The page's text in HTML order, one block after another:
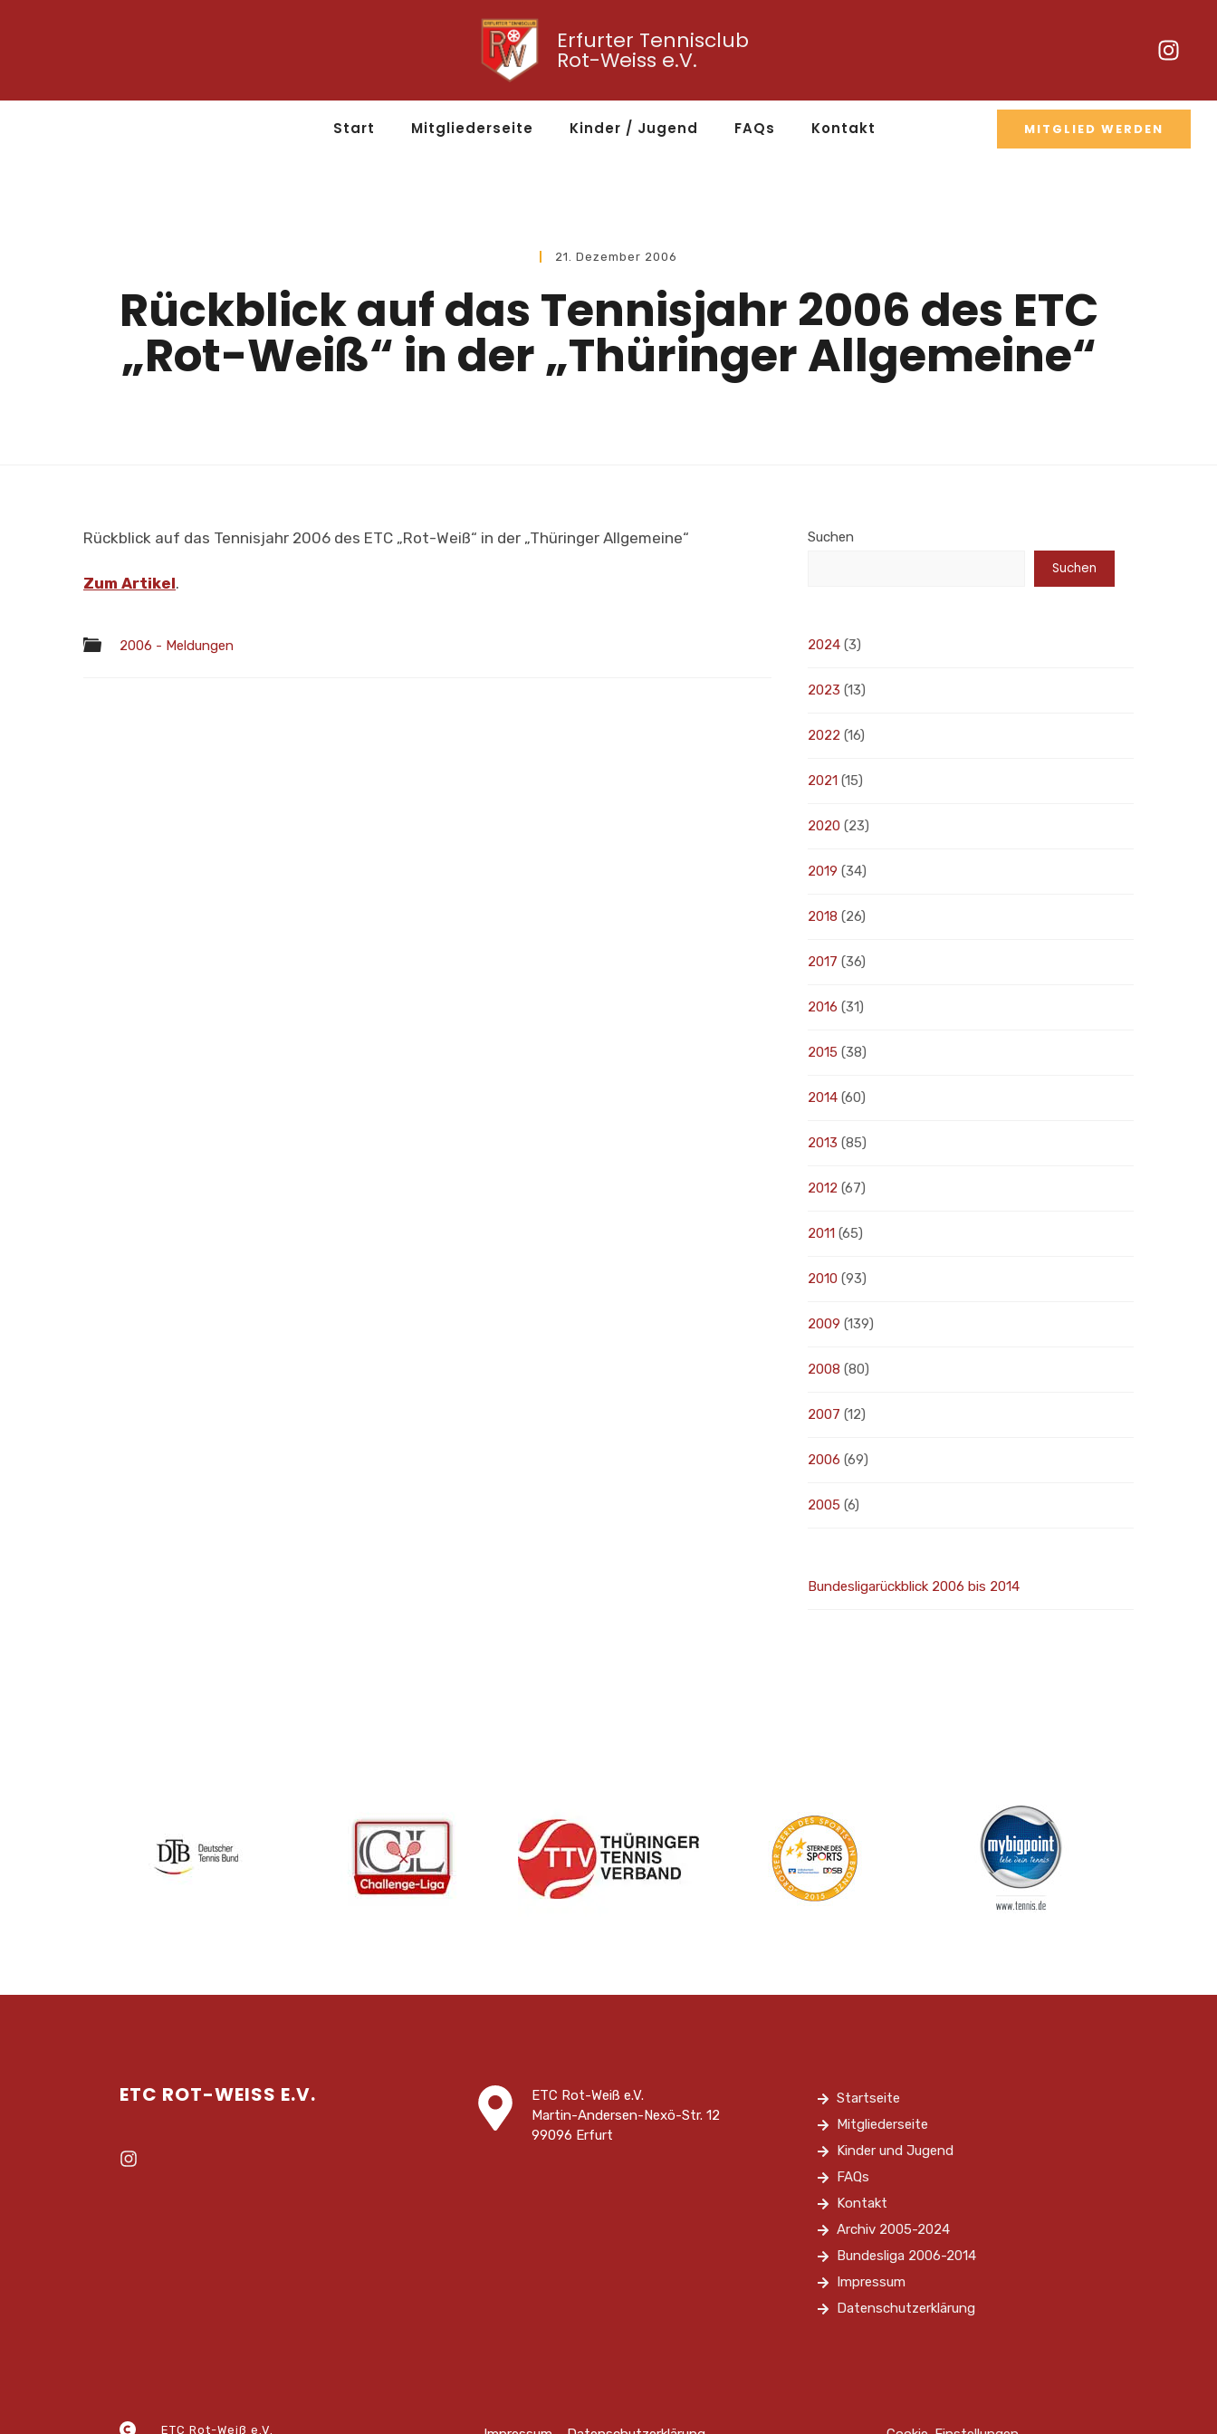
Erfurter Tennisclub
Rot-Weiss e.V.
Start Mitgliederseite Kinder / Jugend FAQs Kontakt MITGLIED WERDEN
21. Dezember 2006
Rückblick auf das Tennisjahr 2006 des ETC
„Rot-Weiß“ in der „Thüringer Allgemeine“
Rückblick auf das Tennisjahr 2006 des ETC „Rot-Weiß“ in der „Thüringer Allgemeine“
Zum Artikel.
2006 - Meldungen
Suchen
Suchen
2024(3)
2023 (13)
2022 (16)
2021(15)
2020(23)
2019 (34)
2018 (26)
2017 (36)
2016 (31)
2015 (38)
2014(60)
2013 (85)
2012 (67)
2011(65)
2010(93)
2009 (139)
2008 (80)
2007 (12)
2006 (69)
2005 (6)
Bundesligarückblick 2006 bis 2014
ETC ROT-WEISS E.V.
ETC Rot-Weiß e.V.
Martin-Andersen-Nexö-Str. 12
99096 Erfurt
Startseite
Mitgliederseite
Kinder und Jugend
FAQs
Kontakt
Archiv 2005-2024
Bundesliga 2006-2014
Impressum
Datenschutzerklärung
ETC Rot-Weiß e.V.